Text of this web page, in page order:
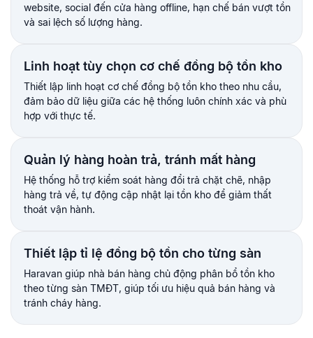
website, social đến cửa hàng offline, hạn chế bán vượt tồn
và sai lệch số lượng hàng.
Linh hoạt tùy chọn cơ chế đồng bộ tồn kho
Thiết lập linh hoạt cơ chế đồng bộ tồn kho theo nhu cầu,
đảm bảo dữ liệu giữa các hệ thống luôn chính xác và phù
hợp với thực tế.
Quản lý hàng hoàn trả, tránh mất hàng
Hệ thống hỗ trợ kiểm soát hàng đổi trả chặt chẽ, nhập
hàng trả về, tự động cập nhật lại tồn kho để giảm thất
thoát vận hành.
Thiết lập tỉ lệ đồng bộ tồn cho từng sàn
Haravan giúp nhà bán hàng chủ động phân bổ tồn kho
theo từng sàn TMĐT, giúp tối ưu hiệu quả bán hàng và
tránh cháy hàng.